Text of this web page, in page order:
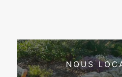
NOUS